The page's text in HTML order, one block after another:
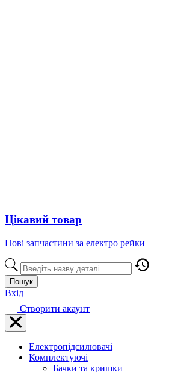
Цікавий товар
Нові запчастини за електро рейки
Пошук
Вхід
Створити акаунт
Електропідсилювачі
Комплектуючі
Бачки та кришки